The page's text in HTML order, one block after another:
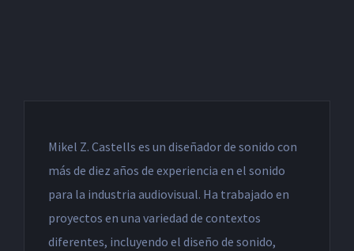
Mikel Z. Castells es un diseñador de sonido con
más de diez años de experiencia en el sonido
para la industria audiovisual. Ha trabajado en
proyectos en una variedad de contextos
diferentes, incluyendo el diseño de sonido,